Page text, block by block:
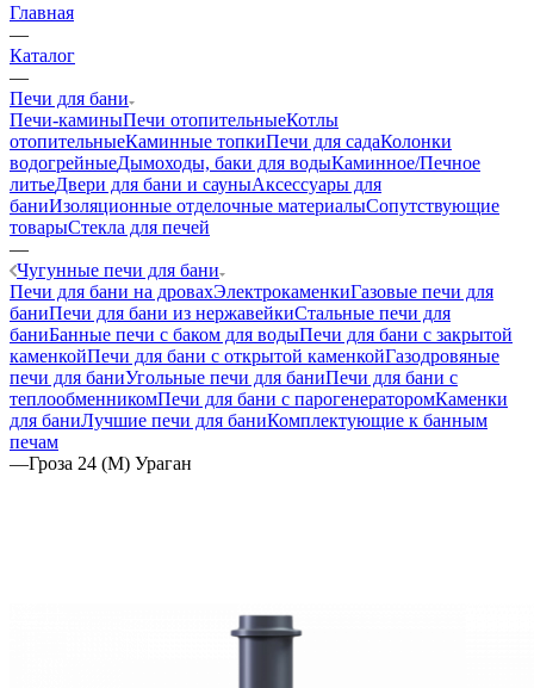
Главная
—
Каталог
—
Печи для бани
Печи-каминыПечи отопительныеКотлы
отопительныеКаминные топкиПечи для садаКолонки
водогрейныеДымоходы, баки для водыКаминное/Печное
литьеДвери для бани и сауныАксессуары для
баниИзоляционные отделочные материалыСопутствующие
товарыСтекла для печей
—
Чугунные печи для бани
Печи для бани на дровахЭлектрокаменкиГазовые печи для
баниПечи для бани из нержавейкиСтальные печи для
баниБанные печи с баком для водыПечи для бани с закрытой
каменкойПечи для бани с открытой каменкойГазодровяные
печи для баниУгольные печи для баниПечи для бани с
теплообменникомПечи для бани с парогенераторомКаменки
для баниЛучшие печи для баниКомплектующие к банным
печам
—Гроза 24 (М) Ураган